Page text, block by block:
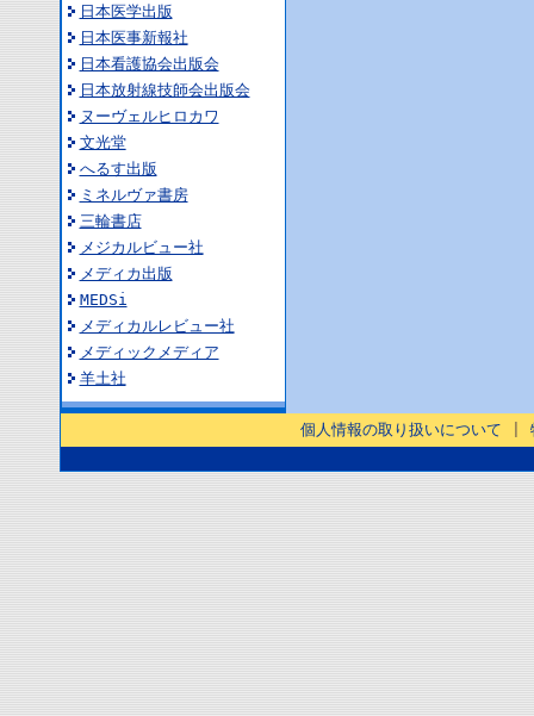
日本医学出版
日本医事新報社
日本看護協会出版会
日本放射線技師会出版会
ヌーヴェルヒロカワ
文光堂
へるす出版
ミネルヴァ書房
三輪書店
メジカルビュー社
メディカ出版
MEDSi
メディカルレビュー社
メディックメディア
羊土社
個人情報の取り扱いについて